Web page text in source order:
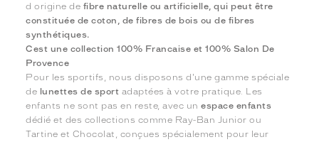
d origine de fibre naturelle ou artificielle, qui peut être
constituée de coton, de fibres de bois ou de fibres
synthétiques.
Cest une collection 100% Francaise et 100% Salon De
Provence
Pour les sportifs, nous disposons d'une gamme spéciale
de lunettes de sport adaptées à votre pratique. Les
enfants ne sont pas en reste, avec unespace enfants
dédié et des collections comme Ray-Ban Junior ou
Tartine et Chocolat, conçues spécialement pour leur